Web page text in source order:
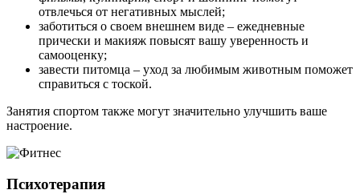
отвлечься от негативных мыслей;
заботиться о своем внешнем виде – ежедневные
прически и макияж повысят вашу уверенность и
самооценку;
завести питомца – уход за любимым животным поможет
справиться с тоской.
Занятия спортом также могут значительно улучшить ваше
настроение.
Психотерапия